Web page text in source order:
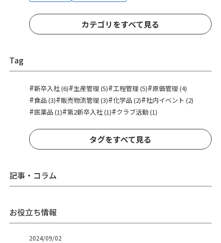
カテゴリをすべて見る
Tag
#新卒入社 (6)#生産管理 (5)#工程管理 (5)#原価管理 (4)
#食品 (3)#販売物流管理 (3)#化学品 (2)#社内イベント (2)
#医薬品 (1)#第2新卒入社 (1)#クラブ活動 (1)
タグをすべて見る
記事・コラム
お役立ち情報
2024/09/02